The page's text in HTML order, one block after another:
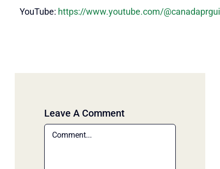
YouTube: https://www.youtube.com/
Leave A Comment
Comment